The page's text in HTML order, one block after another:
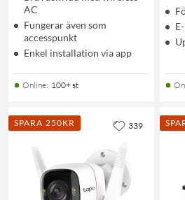
AC
Fungerar även som
accesspunkt
Enkel installation via app
Online: 100+ st
SPARA 250KR 339